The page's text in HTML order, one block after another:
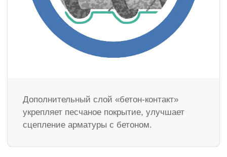
Дополнительный слой «бетон-контакт»
укрепляет песчаное покрытие, улучшает
сцепление арматуры с бетоном.